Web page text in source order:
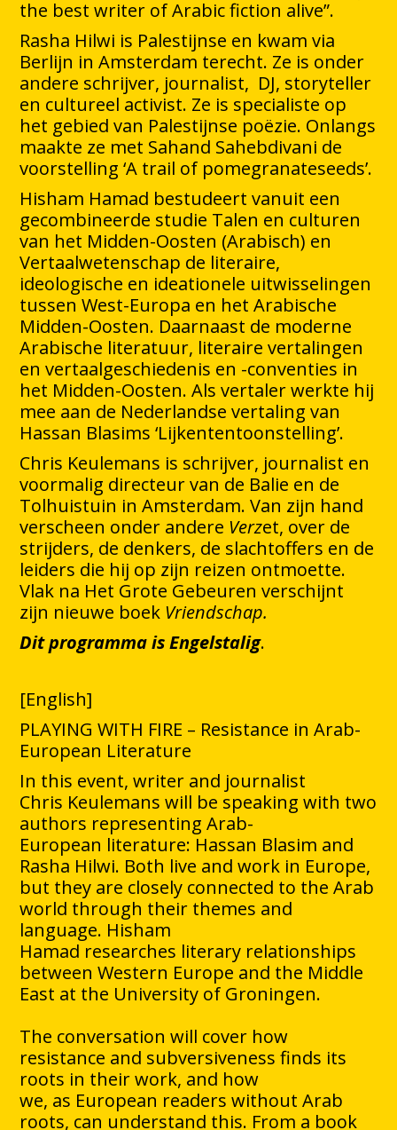
the best writer of Arabic fiction alive”.
Rasha Hilwi is Palestijnse en kwam via
Berlijn in Amsterdam terecht. Ze is onder
andere schrijver, journalist, DJ, storyteller
en cultureel activist. Ze is specialiste op
het gebied van Palestijnse poëzie. Onlangs
maakte ze met Sahand Sahebdivani de
voorstelling ‘A trail of pomegranateseeds’.
Hisham Hamad bestudeert vanuit een
gecombineerde studie Talen en culturen
van het Midden-Oosten (Arabisch) en
Vertaalwetenschap de literaire,
ideologische en ideationele uitwisselingen
tussen West-Europa en het Arabische
Midden-Oosten. Daarnaast de moderne
Arabische literatuur, literaire vertalingen
en vertaalgeschiedenis en -conventies in
het Midden-Oosten. Als vertaler werkte hij
mee aan de Nederlandse vertaling van
Hassan Blasims ‘Lijkententoonstelling’.
Chris Keulemans is schrijver, journalist en
voormalig directeur van de Balie en de
Tolhuistuin in Amsterdam. Van zijn hand
verscheen onder andere Verzet, over de
strijders, de denkers, de slachtoffers en de
leiders die hij op zijn reizen ontmoette.
Vlak na Het Grote Gebeuren verschijnt
zijn nieuwe boek Vriendschap.
Dit programma is Engelstalig.
[English]
PLAYING WITH FIRE – Resistance in Arab-
European Literature
In this event, writer and journalist
Chris Keulemans will be speaking with two
authors representing Arab-
European literature: Hassan Blasim and
Rasha Hilwi. Both live and work in Europe,
but they are closely connected to the Arab
world through their themes and
language. Hisham
Hamad researches literary relationships
between Western Europe and the Middle
East at the University of Groningen.
The conversation will cover how
resistance and subversiveness finds its
roots in their work, and how
we, as European readers without Arab
roots, can understand this. From a book